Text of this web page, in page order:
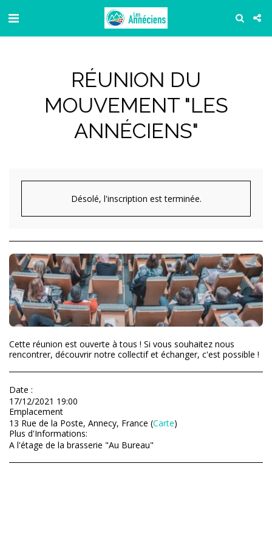
RÉUNION DU
MOUVEMENT "LES
ANNÉCIENS"
Désolé, l'inscription est terminée.
Cette réunion est ouverte à tous ! Si vous souhaitez nous
rencontrer, découvrir notre collectif et échanger, c'est possible !
Date :
17/12/2021 19:00
Emplacement
13 Rue de la Poste, Annecy, France (Carte)
Plus d'Informations:
A l'étage de la brasserie "Au Bureau"